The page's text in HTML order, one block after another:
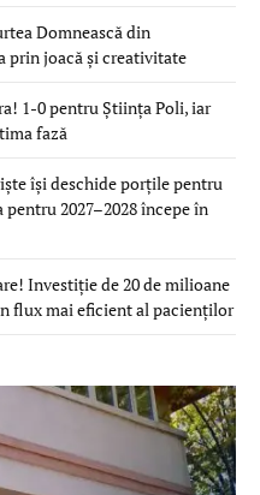
Domnească din
prin joacă și creativitate
1-0 pentru Știința Poli, iar
fază
își deschide porțile pentru
2027–2028 începe în
Investiție de 20 de milioane
flux mai eficient al pacienților